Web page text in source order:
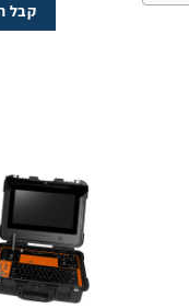
קבל